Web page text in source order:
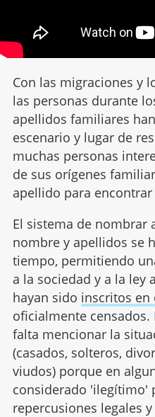
Con las migraciones y
las personas durante
apellidos familiares
escenario y lugar de
muchas personas
de sus orígenes
apellido para encontrar
El sistema de nombrar
nombre y apellidos se
tiempo, permitiendo
a la sociedad y a la ley
hayan sido inscritos en
oficialmente censados.
falta mencionar la
(casados, solteros,
viudos) porque en
considerado 'ilegítimo'
repercusiones legales